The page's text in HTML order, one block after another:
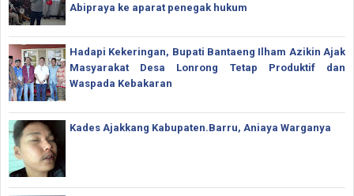
Abipraya ke aparat penegak hukum
Hadapi Kekeringan, Bupati Bantaeng Ilham Azikin Ajak
Masyarakat Desa Lonrong Tetap Produktif dan
Waspada Kebakaran
Kades Ajakkang Kabupaten.Barru, Aniaya Warganya